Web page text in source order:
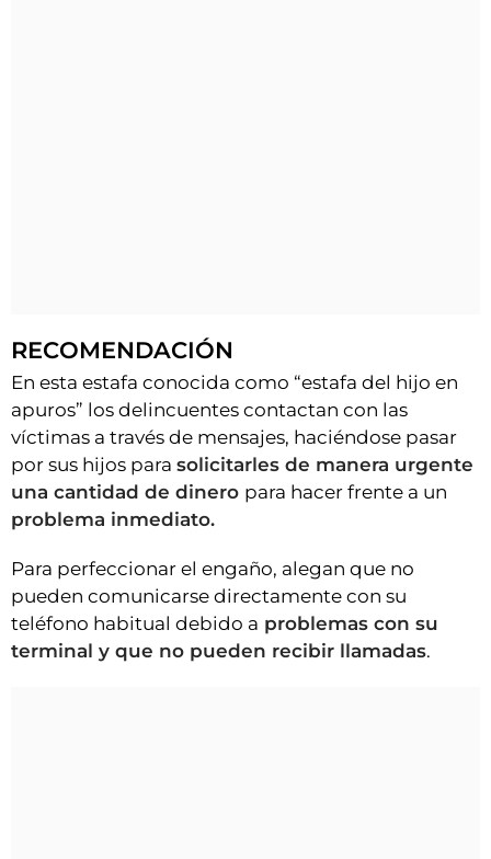
RECOMENDACIÓN
En esta estafa conocida como “estafa del hijo en
apuros” los delincuentes contactan con las
víctimas a través de mensajes, haciéndose pasar
por sus hijos para solicitarles de manera urgente
una cantidad de dinero para hacer frente a un
problema inmediato.
Para perfeccionar el engaño, alegan que no
pueden comunicarse directamente con su
teléfono habitual debido a problemas con su
terminal y que no pueden recibir llamadas.